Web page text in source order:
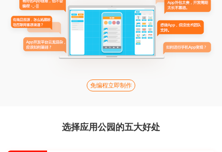
免编程立即制作
选择应用公园的五大好处